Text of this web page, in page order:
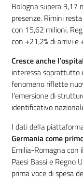
Bologna supera 3,17
presenze. Rimini
con 15,62 milioni.
con +21,2% di arrivi e
Cresce anche
interessa soprattutto
fenomeno riflette
l’emersione di
identificativo
I dati della
Germania come
Emilia-Romagna con il
Paesi Bassi e Regno
prima voce di spesa